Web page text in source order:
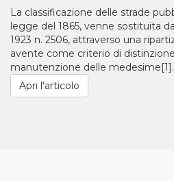
La classificazione delle strade
legge del 1865, venne sostituita
1923 n. 2506, attraverso una
avente come criterio di
manutenzione delle medesime[1].
Apri l'articolo